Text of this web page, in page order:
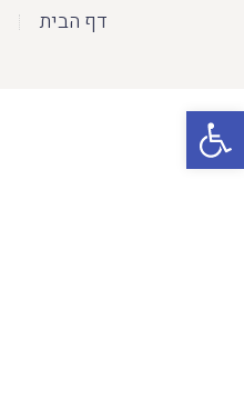
פתח סרגל נגישות
דף הבית